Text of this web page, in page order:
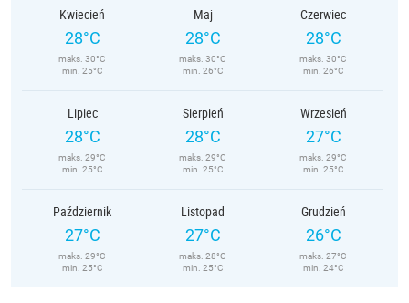
Kwiecień
28°C
maks. 30°C
min. 25°C
Maj
28°C
maks. 30°C
min. 26°C
Czerwiec
28°C
maks. 30°C
min. 26°C
Lipiec
28°C
maks. 29°C
min. 25°C
Sierpień
28°C
maks. 29°C
min. 25°C
Wrzesień
27°C
maks. 29°C
min. 25°C
Październik
27°C
maks. 29°C
min. 25°C
Listopad
27°C
maks. 28°C
min. 25°C
Grudzień
26°C
maks. 27°C
min. 24°C